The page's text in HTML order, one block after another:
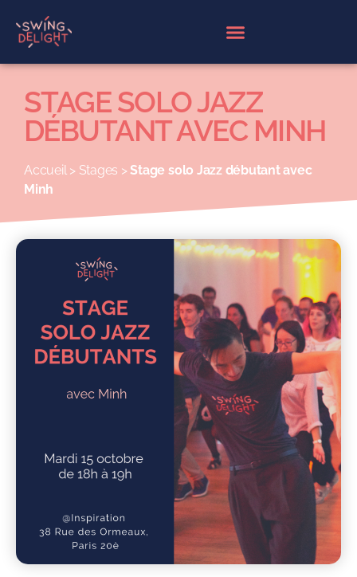
STAGE SOLO JAZZ
DÉBUTANT AVEC MINH
Accueil> Stages >Stage solo Jazz débutant avec
Minh